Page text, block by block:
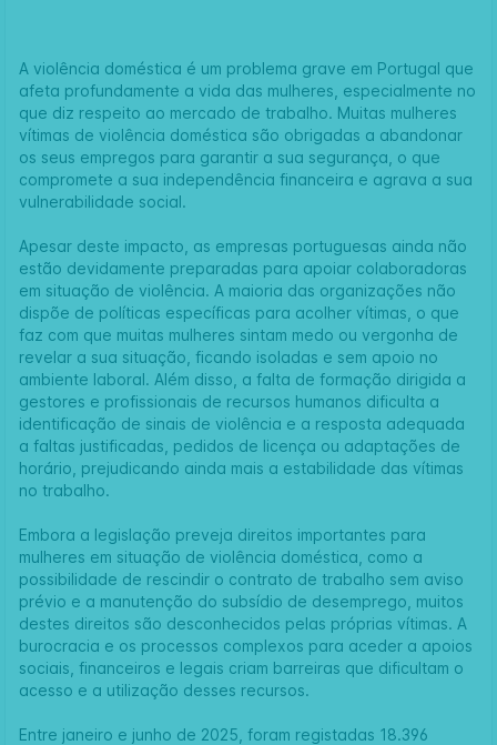
A violência doméstica é um problema grave em Portugal que
afeta profundamente a vida das mulheres, especialmente no
que diz respeito ao mercado de trabalho. Muitas mulheres
vítimas de violência doméstica são obrigadas a abandonar
os seus empregos para garantir a sua segurança, o que
compromete a sua independência financeira e agrava a sua
vulnerabilidade social.
Apesar deste impacto, as empresas portuguesas ainda não
estão devidamente preparadas para apoiar colaboradoras
em situação de violência. A maioria das organizações não
dispõe de políticas específicas para acolher vítimas, o que
faz com que muitas mulheres sintam medo ou vergonha de
revelar a sua situação, ficando isoladas e sem apoio no
ambiente laboral. Além disso, a falta de formação dirigida a
gestores e profissionais de recursos humanos dificulta a
identificação de sinais de violência e a resposta adequada
a faltas justificadas, pedidos de licença ou adaptações de
horário, prejudicando ainda mais a estabilidade das vítimas
no trabalho.
Embora a legislação preveja direitos importantes para
mulheres em situação de violência doméstica, como a
possibilidade de rescindir o contrato de trabalho sem aviso
prévio e a manutenção do subsídio de desemprego, muitos
destes direitos são desconhecidos pelas próprias vítimas. A
burocracia e os processos complexos para aceder a apoios
sociais, financeiros e legais criam barreiras que dificultam o
acesso e a utilização desses recursos.
Entre janeiro e junho de 2025, foram registadas 18.396